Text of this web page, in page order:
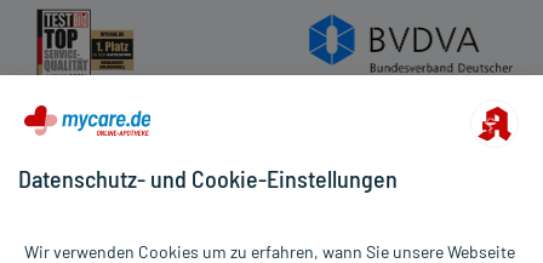
Datenschutz- und Cookie-Einstellungen
Wir verwenden Cookies um zu erfahren, wann Sie unsere Webseite